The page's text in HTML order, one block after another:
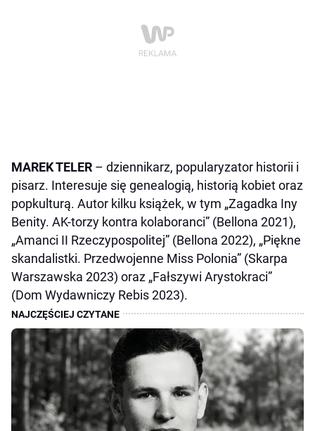
MAREK TELER – dziennikarz, popularyzator historii i
pisarz. Interesuje się genealogią, historią kobiet oraz
popkulturą. Autor kilku książek, w tym „Zagadka Iny
Benity. AK-torzy kontra kolaboranci” (Bellona 2021),
„Amanci II Rzeczypospolitej” (Bellona 2022), „Piękne
skandalistki. Przedwojenne Miss Polonia” (Skarpa
Warszawska 2023) oraz „Fałszywi Arystokraci”
(Dom Wydawniczy Rebis 2023).